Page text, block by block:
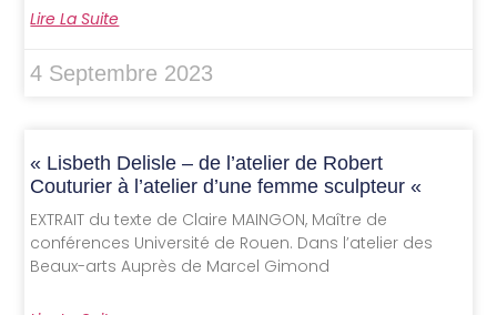
Lire La Suite
4 Septembre 2023
« Lisbeth Delisle – de l’atelier de Robert
Couturier à l’atelier d’une femme sculpteur «
EXTRAIT du texte de Claire MAINGON, Maître de
conférences Université de Rouen. Dans l’atelier des
Beaux-arts Auprès de Marcel Gimond